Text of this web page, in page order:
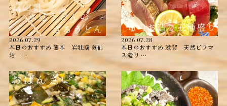
2026.07.29
本日のおすすめ ︎熊本 岩牡蠣 ︎気仙
沼 …
2026.07.28
本日のおすすめ ︎滋賀 天然ビワマ
ス造り …